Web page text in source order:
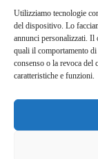
Utilizziamo tecnologie
del dispositivo. Lo
annunci personalizzati. Il
quali il comportamento
consenso o la revoca del
caratteristiche e funzioni.